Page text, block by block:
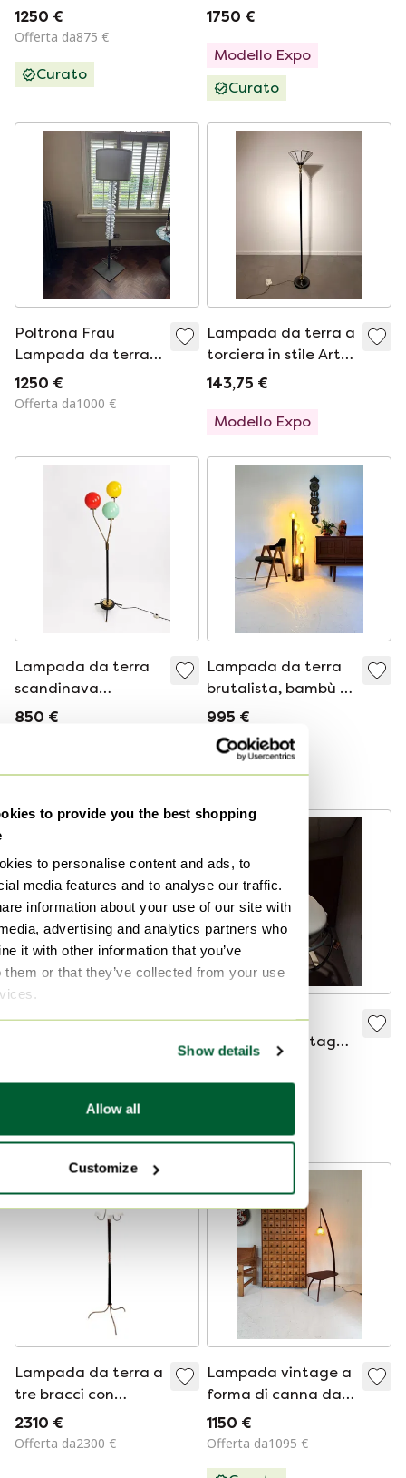
to provide you the best shopping
to personalise content and ads, to
media features and to analyse our traffic.
information about your use of our site with
advertising and analytics partners who
it with other information that you’ve
them or that they’ve collected from your use
Show details
Allow all
Customize
Mazzega, anni
&#39;60
1250 €
Offerta da875 €
Curato
da terra in vetro
1750 €
Modello Expo
Curato
Poltrona Frau
Lampada da terra
Fede
1250 €
Offerta da1000 €
Lampada da terra a
torciera in stile Art
Déco
143,75 €
Modello Expo
Lampada da terra
scandinava
moderna con tre
mano, anni '50
850 €
Lampada da terra
brutalista, bambù e
vetro, anni '80
995 €
Offerta da950 €
Curato
Lampada da terra
Lampada
operatoria vintage
a cromoforo
Offerta da150 €
Lampada da terra a
tre bracci con
treppiede e vetro
opalino, attribuita a
2310 €
Offerta da2300 €
Lampada vintage a
forma di canna da
pesca anni '60
1150 €
Offerta da1095 €